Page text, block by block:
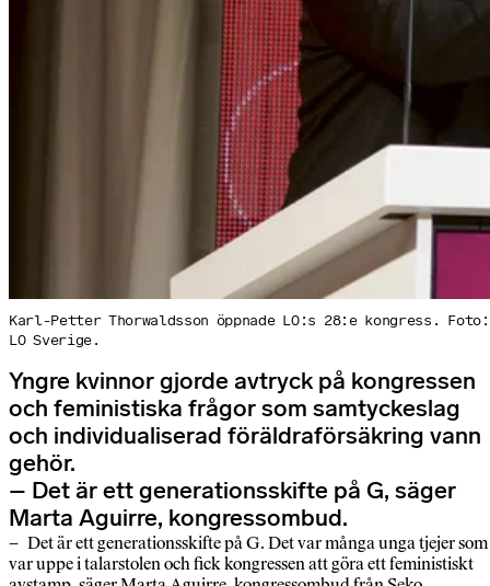
Karl-Petter Thorwaldsson öppnade LO:s 28:e kongress. Foto:
LO Sverige.
Yngre kvinnor gjorde avtryck på kongressen
och feministiska frågor som samtyckeslag
och individualiserad föräldraförsäkring vann
gehör.
– Det är ett generationsskifte på G, säger
Marta Aguirre, kongressombud.
– Det är ett generationsskifte på G. Det var många unga tjejer som
var uppe i talarstolen och fick kongressen att göra ett feministiskt